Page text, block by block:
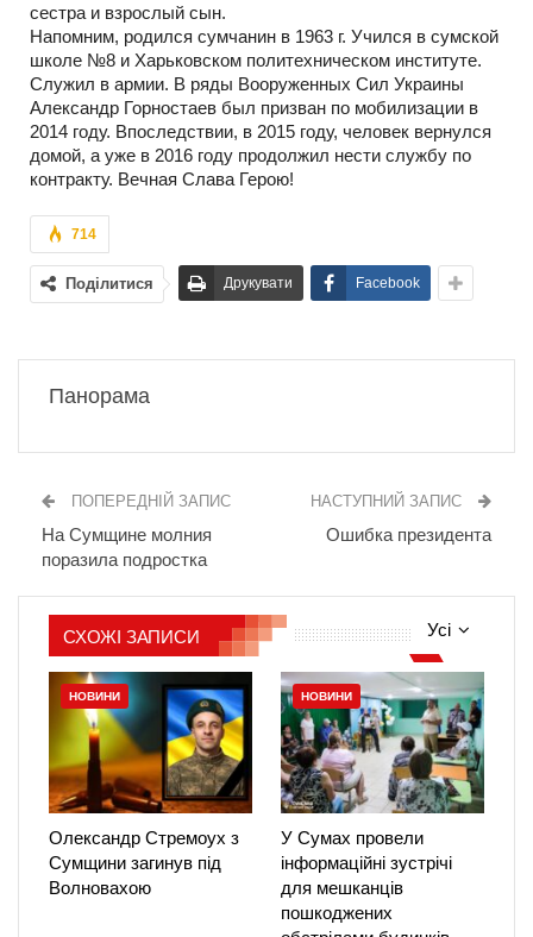
сестра и взрослый сын.
Напомним, родился сумчанин в 1963 г. Учился в сумской
школе №8 и Харьковском политехническом институте.
Служил в армии. В ряды Вооруженных Сил Украины
Александр Горностаев был призван по мобилизации в
2014 году. Впоследствии, в 2015 году, человек вернулся
домой, а уже в 2016 году продолжил нести службу по
контракту. Вечная Слава Герою!
714
Поділитися Друкувати Facebook
Панорама
ПОПЕРЕДНІЙ ЗАПИС
На Сумщине молния
поразила подростка
НАСТУПНИЙ ЗАПИС
Ошибка президента
Усі
СХОЖІ ЗАПИСИ
НОВИНИ
Олександр Стремоух з
Сумщини загинув під
Волновахою
НОВИНИ
У Сумах провели
інформаційні зустрічі
для мешканців
пошкоджених